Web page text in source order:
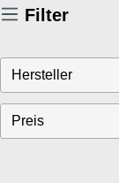
Filter
Hersteller
Preis